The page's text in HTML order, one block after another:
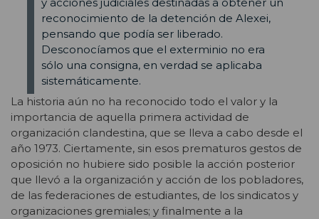
reconocimiento de la detención de Alexei,
pensando que podía ser liberado.
Desconocíamos que el exterminio no era
sólo una consigna, en verdad se aplicaba
sistemáticamente.
La historia aún no ha reconocido todo el valor y la
importancia de aquella primera actividad de
organización clandestina, que se lleva a cabo desde el
año 1973. Ciertamente, sin esos prematuros gestos de
oposición no hubiere sido posible la acción posterior
que llevó a la organización y acción de los pobladores,
de las federaciones de estudiantes, de los sindicatos y
organizaciones gremiales; y finalmente a la